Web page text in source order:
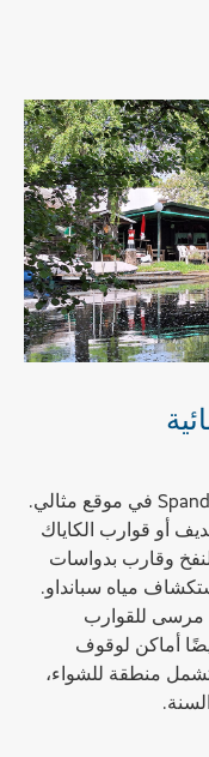
يقع نادي Spandau Water Sports Club (SWC) في موقع مثالي.
أو قوارب الكاياك
وقارب بدواسات
مياه سبانداو.
يوفر النادي، الذي تأسس عام 1952، 19 مرسى للقوارب
أماكن لوقوف
منطقة للشواء،